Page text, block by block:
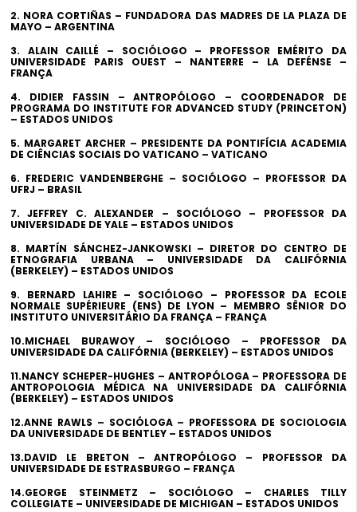
2. NORA CORTIÑAS – FUNDADORA DAS MADRES DE LA PLAZA DE
MAYO – ARGENTINA
3. ALAIN CAILLÉ – SOCIÓLOGO – PROFESSOR EMÉRITO DA
UNIVERSIDADE PARIS OUEST – NANTERRE – LA DEFÉNSE –
FRANÇA
4. DIDIER FASSIN – ANTROPÓLOGO – COORDENADOR DE
PROGRAMA DO INSTITUTE FOR ADVANCED STUDY (PRINCETON)
– ESTADOS UNIDOS
5. MARGARET ARCHER – PRESIDENTE DA PONTIFÍCIA ACADEMIA
DE CIÊNCIAS SOCIAIS DO VATICANO – VATICANO
6. FREDERIC VANDENBERGHE – SOCIÓLOGO – PROFESSOR DA
UFRJ – BRASIL
7. JEFFREY C. ALEXANDER – SOCIÓLOGO – PROFESSOR DA
UNIVERSIDADE DE YALE – ESTADOS UNIDOS
8. MARTÍN SÁNCHEZ-JANKOWSKI – DIRETOR DO CENTRO DE
ETNOGRAFIA URBANA – UNIVERSIDADE DA CALIFÓRNIA
(BERKELEY) – ESTADOS UNIDOS
9. BERNARD LAHIRE – SOCIÓLOGO – PROFESSOR DA ECOLE
NORMALE SUPÉRIEURE (ENS) DE LYON – MEMBRO SÊNIOR DO
INSTITUTO UNIVERSITÁRIO DA FRANÇA – FRANÇA
10.MICHAEL BURAWOY – SOCIÓLOGO – PROFESSOR DA
UNIVERSIDADE DA CALIFÓRNIA (BERKELEY) – ESTADOS UNIDOS
11.NANCY SCHEPER-HUGHES – ANTROPÓLOGA – PROFESSORA DE
ANTROPOLOGIA MÉDICA NA UNIVERSIDADE DA CALIFÓRNIA
(BERKELEY) – ESTADOS UNIDOS
12.ANNE RAWLS – SOCIÓLOGA – PROFESSORA DE SOCIOLOGIA
DA UNIVERSIDADE DE BENTLEY – ESTADOS UNIDOS
13.DAVID LE BRETON – ANTROPÓLOGO – PROFESSOR DA
UNIVERSIDADE DE ESTRASBURGO – FRANÇA
14.GEORGE STEINMETZ – SOCIÓLOGO – CHARLES TILLY
COLLEGIATE – UNIVERSIDADE DE MICHIGAN – ESTADOS UNIDOS